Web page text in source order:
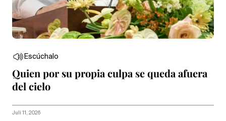
Escúchalo
Quien por su propia culpa se queda afuera
del cielo
Juli 11, 2026